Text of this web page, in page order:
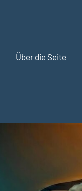
Über die Seite